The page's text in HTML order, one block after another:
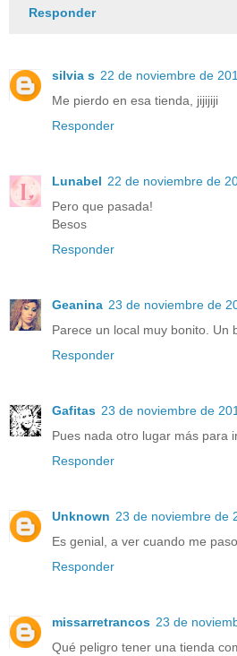
Responder
silvia s 22 de noviembre de
Me pierdo en esa tienda, jijijiji
Responder
Lunabel 22 de noviembre de
Pero que pasada!
Besos
Responder
Geanina 23 de noviembre de
Parece un local muy bonito. Un
Responder
Gafitas 23 de noviembre de
Pues nada otro lugar más para
Responder
Unknown 23 de noviembre de
Es genial, a ver cuando me
Responder
missarretrancos 23 de
Qué peligro tener una tienda